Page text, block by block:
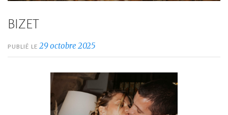
BIZET
PUBLIÉ LE 29 octobre 2025